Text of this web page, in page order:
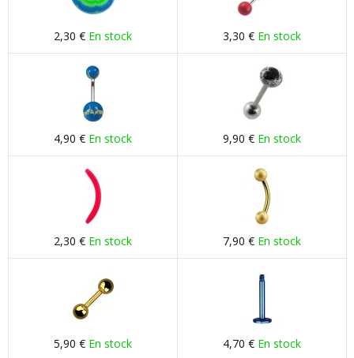
2,30 € En stock 3,30 € En stock
4,90 € En stock 9,90 € En stock
2,30 € En stock 7,90 € En stock
5,90 € En stock 4,70 € En stock